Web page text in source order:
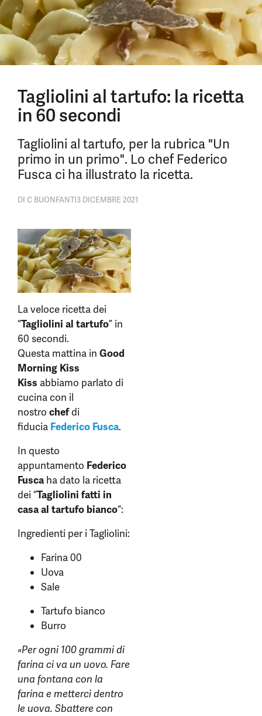
Tagliolini al tartufo: la ricetta
in 60 secondi
Tagliolini al tartufo, per la rubrica "Un
primo in un primo". Lo chef Federico
Fusca ci ha illustrato la ricetta.
DI C BUONFANTI3 DICEMBRE 2021
La veloce ricetta dei
“Tagliolini al tartufo” in
60 secondi.
Questa mattina in Good
Morning Kiss
Kiss abbiamo parlato di
cucina con il
nostro chefdi
fiducia Federico Fusca.
In questo
appuntamento Federico
Fuscaha dato la ricetta
dei “Tagliolini fatti in
casa al tartufo bianco“:
Ingredienti per i Tagliolini:
Farina 00
Uova
Sale
Tartufo bianco
Burro
«Per ogni 100 grammi di
farina ci va un uovo. Fare
una fontana con la
farina e metterci dentro
le uova. Sbattere con